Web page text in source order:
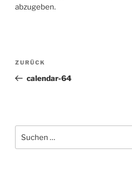
abzugeben.
Beitragsnavigation
Vorheriger
Beitrag
ZURÜCK
calendar-64
nach: